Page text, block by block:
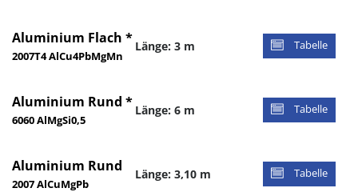
Aluminium Flach *
2007T4 AlCu4PbMgMn
Länge: 3 m Tabelle
Aluminium Rund *
6060 AlMgSi0,5
Länge: 6 m Tabelle
Aluminium Rund
2007 AlCuMgPb
Länge: 3,10 m Tabelle